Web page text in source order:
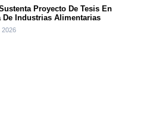
Proyecto De Tesis En
De Industrias Alimentarias
2026